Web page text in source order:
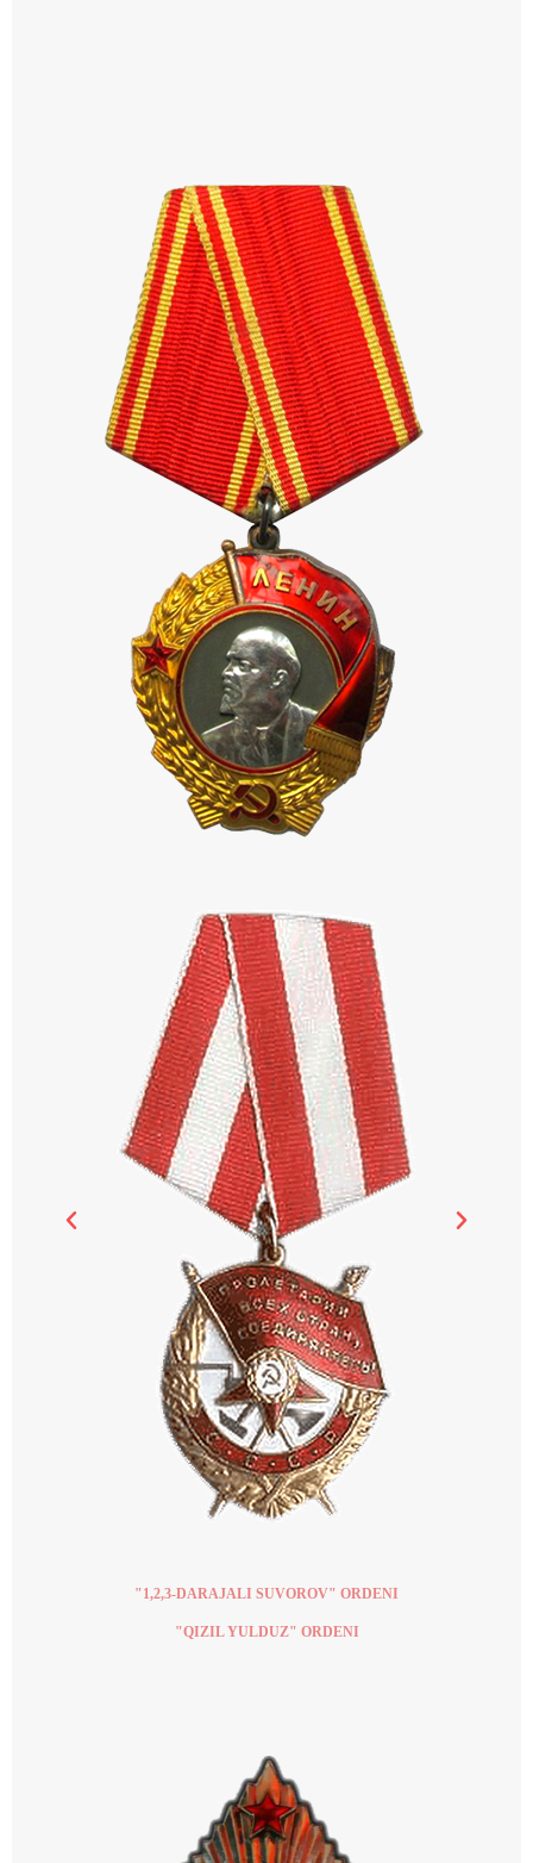
"1,2,3-DARAJALI SUVOROV" ORDENI
"QIZIL YULDUZ" ORDENI